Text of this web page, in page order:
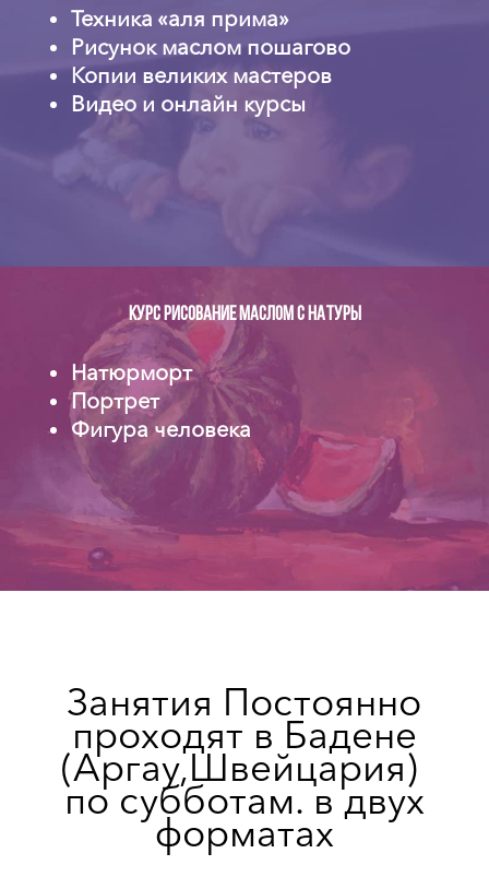
Техника «аля прима»
Рисунок маслом пошагово
Копии великих мастеров
Видео и онлайн курсы
Курс рисование маслом с натуры
Натюрморт
Портрет
Фигура человека
Занятия Постоянно
проходят в Бадене
(Аргау,Швейцария)
по субботам. в двух
форматах